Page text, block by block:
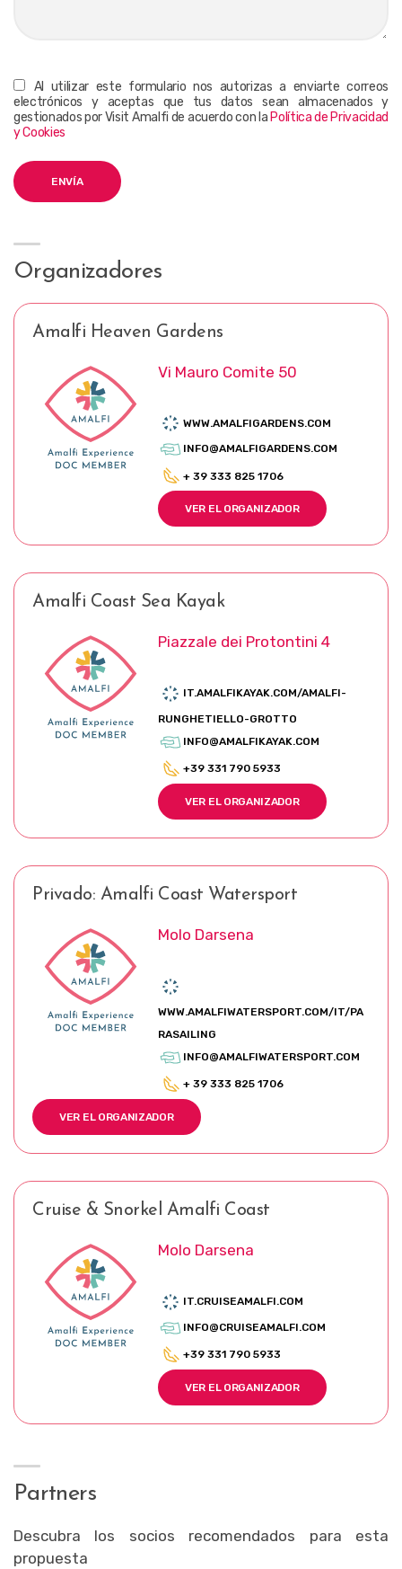
Al utilizar este formulario nos autorizas a enviarte correos
electrónicos y aceptas que tus datos sean almacenados y
gestionados por Visit Amalfi de acuerdo con la Política de Privacidad
y Cookies
Organizadores
Amalfi Heaven Gardens
Vi Mauro Comite 50
WWW.AMALFIGARDENS.COM
INFO@AMALFIGARDENS.COM
+ 39 333 825 1706
VER EL ORGANIZADOR
Amalfi Coast Sea Kayak
Piazzale dei Protontini 4
IT.AMALFIKAYAK.COM/AMALFI-
RUNGHETIELLO-GROTTO
INFO@AMALFIKAYAK.COM
+39 331 790 5933
VER EL ORGANIZADOR
Privado: Amalfi Coast Watersport
Molo Darsena
WWW.AMALFIWATERSPORT.COM/IT/PA
RASAILING
INFO@AMALFIWATERSPORT.COM
+ 39 333 825 1706
VER EL ORGANIZADOR
Cruise & Snorkel Amalfi Coast
Molo Darsena
IT.CRUISEAMALFI.COM
INFO@CRUISEAMALFI.COM
+39 331 790 5933
VER EL ORGANIZADOR
Partners
Descubra los socios recomendados para esta
propuesta